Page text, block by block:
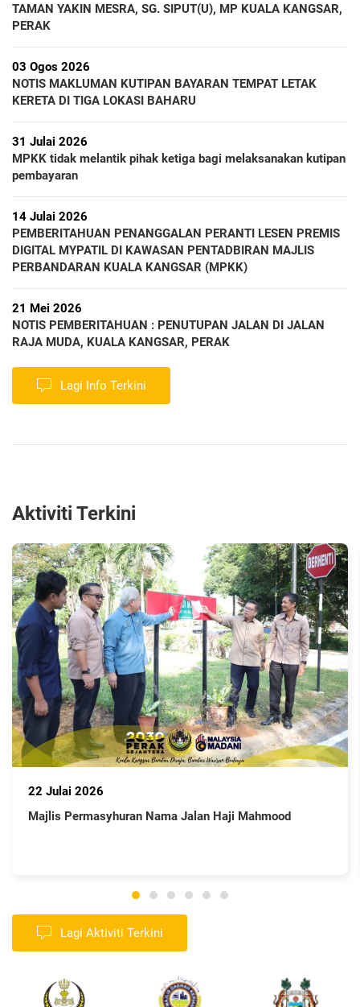
TAMAN YAKIN MESRA, SG. SIPUT(U), MP KUALA KANGSAR,
PERAK
03 Ogos 2026
NOTIS MAKLUMAN KUTIPAN BAYARAN TEMPAT LETAK
KERETA DI TIGA LOKASI BAHARU
31 Julai 2026
MPKK tidak melantik pihak ketiga bagi melaksanakan kutipan
pembayaran
14 Julai 2026
PEMBERITAHUAN PENANGGALAN PERANTI LESEN PREMIS
DIGITAL MYPATIL DI KAWASAN PENTADBIRAN MAJLIS
PERBANDARAN KUALA KANGSAR (MPKK)
21 Mei 2026
NOTIS PEMBERITAHUAN : PENUTUPAN JALAN DI JALAN
RAJA MUDA, KUALA KANGSAR, PERAK
Lagi Info Terkini
Aktiviti Terkini
22 Julai 2026
Majlis Permasyhuran Nama Jalan Haji Mahmood
Lagi Aktiviti Terkini